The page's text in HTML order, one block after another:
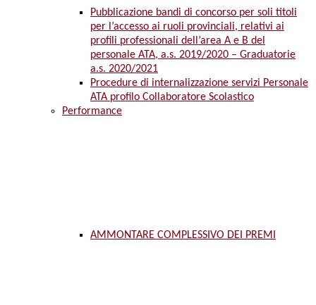
Pubblicazione bandi di concorso per soli titoli
per l’accesso ai ruoli provinciali, relativi ai
profili professionali dell’area A e B del
personale ATA, a.s. 2019/2020 – Graduatorie
a.s. 2020/2021
Procedure di internalizzazione servizi Personale
ATA profilo Collaboratore Scolastico
Performance
AMMONTARE COMPLESSIVO DEI PREMI